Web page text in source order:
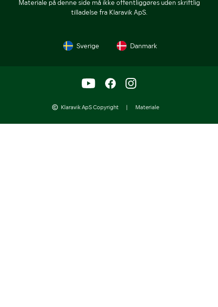
Materiale på denne side må ikke offentliggøres uden skriftlig
tilladelse fra Klaravik ApS.
Sverige Danmark
Klaravik ApS Copyright | Materiale